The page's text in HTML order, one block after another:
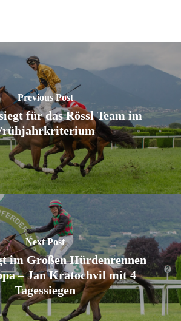
Previous Post
für das Rössl Team im
Next Post
im Großen Hürdenrennen
– Jan Kratochvil mit 4
Tagessiegen